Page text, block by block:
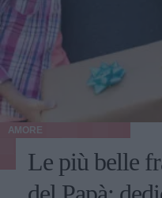
AMORE
Le più belle